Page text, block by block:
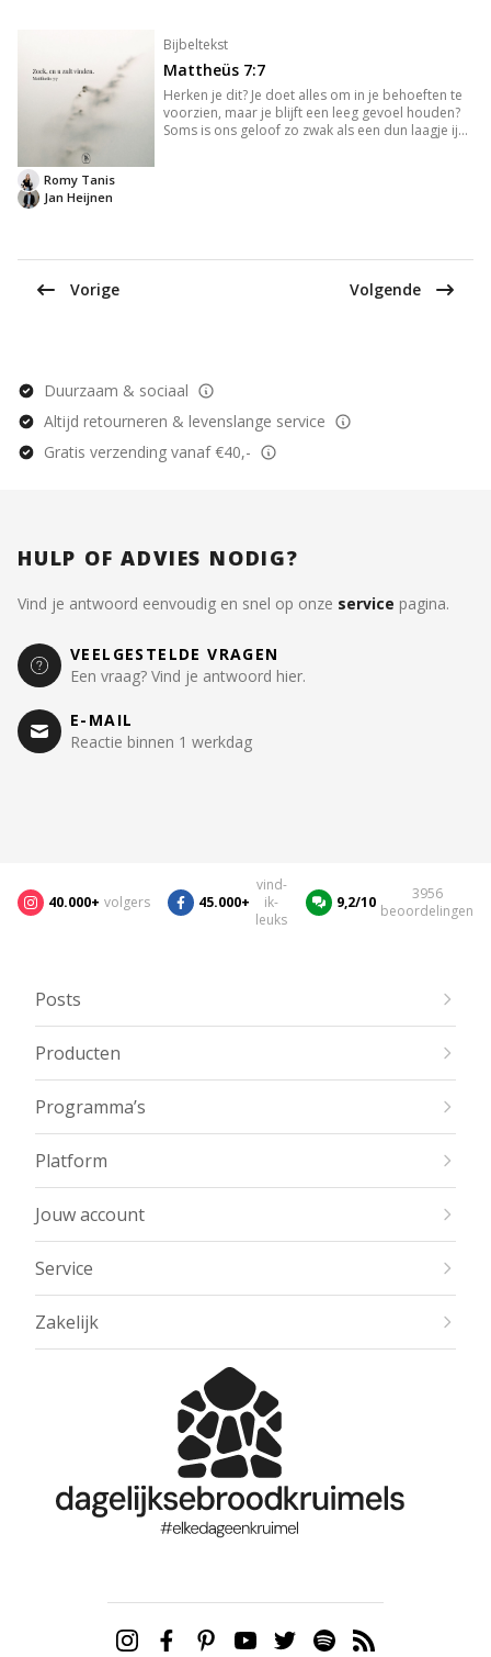
Bijbeltekst
Mattheüs 7:7
Herken je dit? Je doet alles om in je behoeften te
voorzien, maar je blijft een leeg gevoel houden?
Soms is ons geloof zo zwak als een dun laagje ijs.
Jan Heijnen
Romy Tanis
Vorige Volgende
Duurzaam & sociaal
Altijd retourneren & levenslange service
Gratis verzending vanaf €40,-
HULP OF ADVIES NODIG?
Vind je antwoord eenvoudig en snel op onze service pagina.
VEELGESTELDE VRAGEN
Een vraag? Vind je antwoord hier.
E-MAIL
Reactie binnen 1 werkdag
40.000+ volgers 45.000+
vind-
ik-
leuks
9,2/10
3956
beoordelingen
Posts
Producten
Programma’s
Platform
Jouw account
Service
Zakelijk